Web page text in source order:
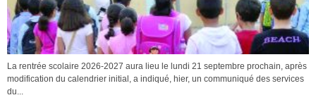
La rentrée scolaire 2026-2027 aura lieu le lundi 21 septembre prochain, après
modification du calendrier initial, a indiqué, hier, un communiqué des services
du...